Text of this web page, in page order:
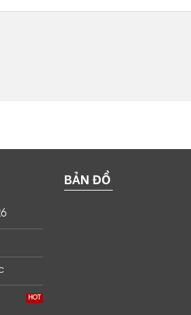
BẢN ĐỒ